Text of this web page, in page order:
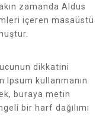
zamanda Aldus
içeren masaüstü
dikkatini
Ipsum kullanmanın
buraya metin
bir harf dağılımı